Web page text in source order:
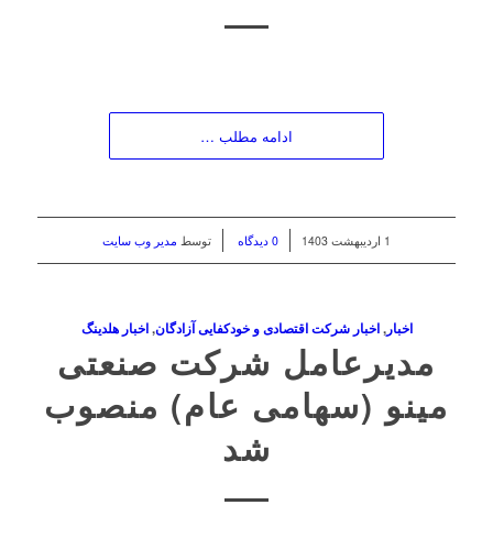
ادامه مطلب …
1 اردیبهشت 1403 / 0 دیدگاه توسط مدیر وب سایت
اخبار,اخبار شرکت اقتصادی و خودکفایی آزادگان,اخبار هلدینگ
مدیرعامل شرکت صنعتی
مینو (سهامی عام) منصوب
شد